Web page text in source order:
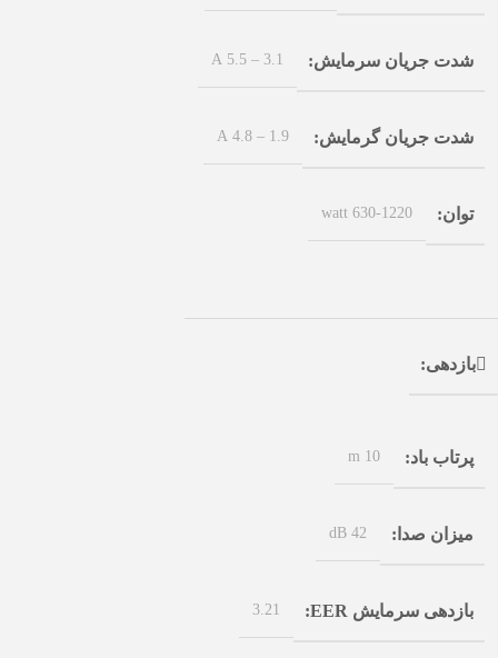
شدت جریان سرمایش 3.1 – 5.5 A
شدت جریان گرمایش 1.9 – 4.8 A
توان 630-1220 watt
بازدهی
پرتاب باد 10 m
میزان صدا 42 dB
بازدهی سرمایش EER 3.21